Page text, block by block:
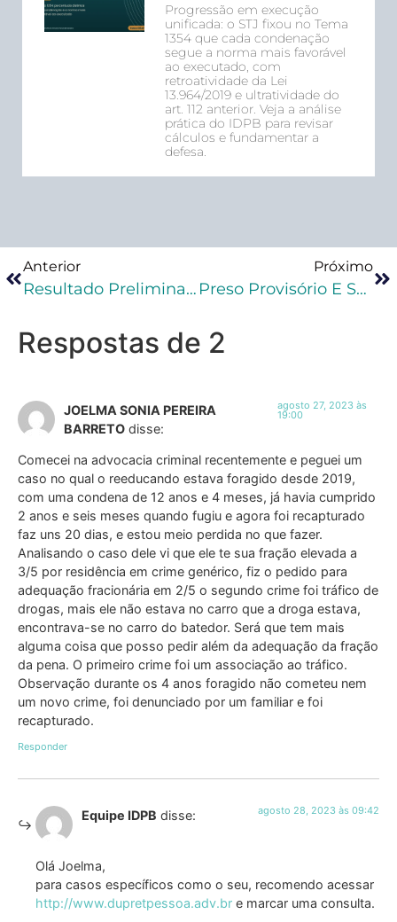
Progressão em execução
unificada: o STJ fixou no Tema
1354 que cada condenação
segue a norma mais favorável
ao executado, com
retroatividade da Lei
13.964/2019 e ultratividade do
art. 112 anterior. Veja a análise
prática do IDPB para revisar
cálculos e fundamentar a
defesa.
Anterior
Resultado Preliminar Na Primeira Fase Do XXXV Exame De Ordem
Próximo
Preso Provisório E Saída Temporária
Respostas de 2
JOELMA SONIA PEREIRA
BARRETO disse:
agosto 27, 2023 às
19:00
Comecei na advocacia criminal recentemente e peguei um
caso no qual o reeducando estava foragido desde 2019,
com uma condena de 12 anos e 4 meses, já havia cumprido
2 anos e seis meses quando fugiu e agora foi recapturado
faz uns 20 dias, e estou meio perdida no que fazer.
Analisando o caso dele vi que ele te sua fração elevada a
3/5 por residência em crime genérico, fiz o pedido para
adequação fracionária em 2/5 o segundo crime foi tráfico de
drogas, mais ele não estava no carro que a droga estava,
encontrava-se no carro do batedor. Será que tem mais
alguma coisa que posso pedir além da adequação da fração
da pena. O primeiro crime foi um associação ao tráfico.
Observação durante os 4 anos foragido não cometeu nem
um novo crime, foi denunciado por um familiar e foi
recapturado.
Responder
Equipe IDPB disse: agosto 28, 2023 às 09:42
Olá Joelma,
para casos específicos como o seu, recomendo acessar
http://www.dupretpessoa.adv.br e marcar uma consulta.